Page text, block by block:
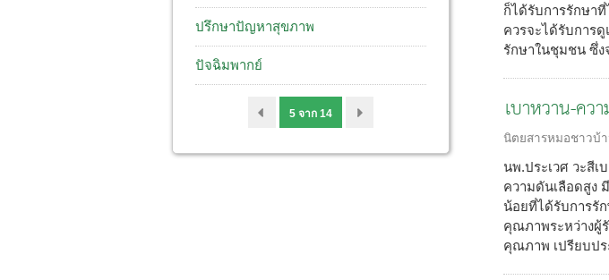
ก็ได้รับการรักษา
ควรจะได้รับการ
รักษาในชุมชน ซึ่ง
เบาหวาน-คว
นิตยสารหมอชาวบ้
นพ.ประเวศ วะสีเ
ความดันเลือดสูง
น้อยที่ได้รับการรั
คุณภาพระหว่างผู้
คุณภาพ เปรียบปร
ปรึกษาปัญหาสุขภาพ
ปัจฉิมพากย์
5 จาก 14